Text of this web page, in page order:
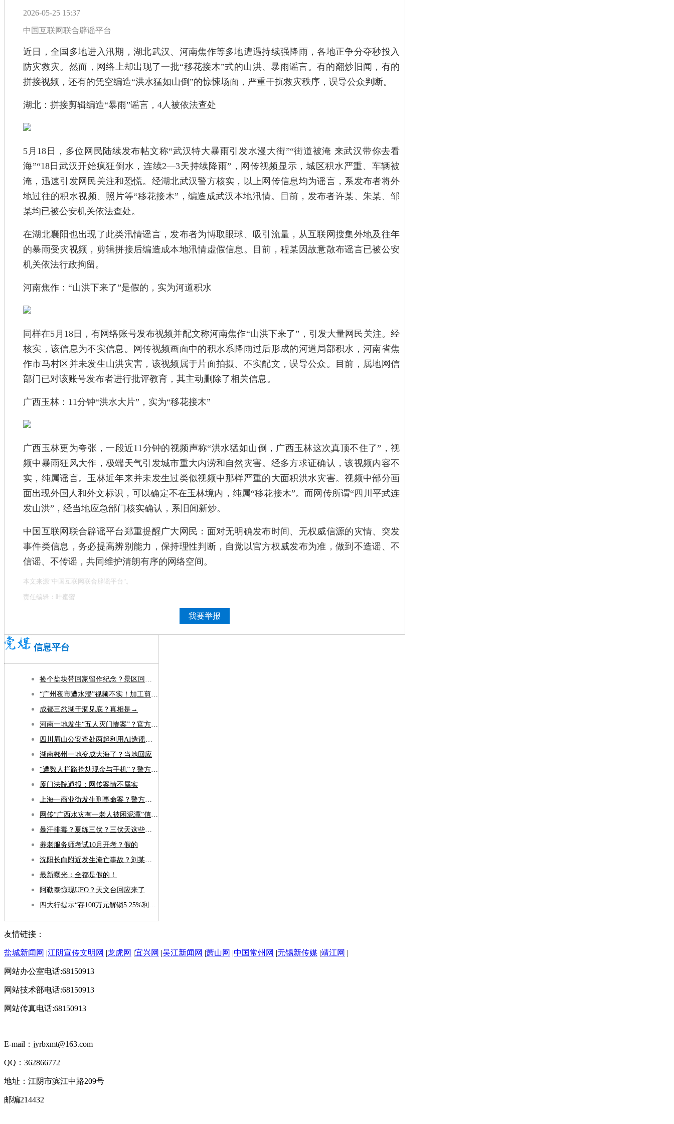
2026-05-25 15:37
中国互联网联合辟谣平台
近日，全国多地进入汛期，湖北武汉、河南焦作等多地遭遇持续强降雨，各地正争分夺秒投入
防灾救灾。然而，网络上却出现了一批“移花接木”式的山洪、暴雨谣言。有的翻炒旧闻，有的
拼接视频，还有的凭空编造“洪水猛如山倒”的惊悚场面，严重干扰救灾秩序，误导公众判断。
湖北：拼接剪辑编造“暴雨”谣言，4人被依法查处
5月18日，多位网民陆续发布帖文称“武汉特大暴雨引发水漫大街”“街道被淹 来武汉带你去看
海”“18日武汉开始疯狂倒水，连续2—3天持续降雨”，网传视频显示，城区积水严重、车辆被
淹，迅速引发网民关注和恐慌。经湖北武汉警方核实，以上网传信息均为谣言，系发布者将外
地过往的积水视频、照片等“移花接木”，编造成武汉本地汛情。目前，发布者许某、朱某、邹
某均已被公安机关依法查处。
在湖北襄阳也出现了此类汛情谣言，发布者为博取眼球、吸引流量，从互联网搜集外地及往年
的暴雨受灾视频，剪辑拼接后编造成本地汛情虚假信息。目前，程某因故意散布谣言已被公安
机关依法行政拘留。
河南焦作：“山洪下来了”是假的，实为河道积水
同样在5月18日，有网络账号发布视频并配文称河南焦作“山洪下来了”，引发大量网民关注。经
核实，该信息为不实信息。网传视频画面中的积水系降雨过后形成的河道局部积水，河南省焦
作市马村区并未发生山洪灾害，该视频属于片面拍摄、不实配文，误导公众。目前，属地网信
部门已对该账号发布者进行批评教育，其主动删除了相关信息。
广西玉林：11分钟“洪水大片”，实为“移花接木”
广西玉林更为夸张，一段近11分钟的视频声称“洪水猛如山倒，广西玉林这次真顶不住了”，视
频中暴雨狂风大作，极端天气引发城市重大内涝和自然灾害。经多方求证确认，该视频内容不
实，纯属谣言。玉林近年来并未发生过类似视频中那样严重的大面积洪水灾害。视频中部分画
面出现外国人和外文标识，可以确定不在玉林境内，纯属“移花接木”。而网传所谓“四川平武连
发山洪”，经当地应急部门核实确认，系旧闻新炒。
中国互联网联合辟谣平台郑重提醒广大网民：面对无明确发布时间、无权威信源的灾情、突发
事件类信息，务必提高辨别能力，保持理性判断，自觉以官方权威发布为准，做到不造谣、不
信谣、不传谣，共同维护清朗有序的网络空间。
本文来源"中国互联网联合辟谣平台"。
责任编辑：叶蜜蜜
我要举报
信息平台
捡个盐块带回家留作纪念？景区回应：不建议！可能含毒素
“广州夜市遭水浸”视频不实！加工剪辑者被刑拘，账号封禁
成都三岔湖干涸见底？真相是→
河南一地发生“五人灭门惨案”？官方回应
四川眉山公安查处两起利用AI造谣案件
湖南郴州一地变成大海了？当地回应
“遭数人拦路抢劫现金与手机”？警方通报
厦门法院通报：网传案情不属实
上海一商业街发生刑事命案？警方通报
网传“广西水灾有一老人被困泥潭”信息属“张冠李戴”谣言
暴汗排毒？夏练三伏？三伏天这些误区别再踩啦
养老服务师考试10月开考？假的
沈阳长白附近发生淹亡事故？刘某因发布不实信息被罚
最新曝光：全都是假的！
阿勒泰惊现UFO？天文台回应来了
四大行提示“存100万元解锁5.25%利息”不实
友情链接：
盐城新闻网 |江阴宣传文明网 |龙虎网 |宜兴网 |吴江新闻网 |萧山网 |中国常州网 |无锡新传媒 |靖江网 |
网站办公室电话:68150913
网站技术部电话:68150913
网站传真电话:68150913
E-mail：jyrbxmt@163.com
QQ：362866772
地址：江阴市滨江中路209号
邮编214432